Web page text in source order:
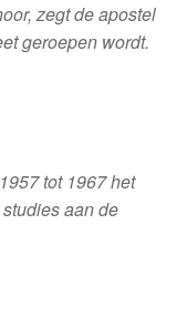
zegt de apostel
geroepen wordt.
tot 1967 het
aan de